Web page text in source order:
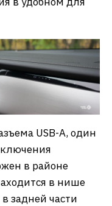
USB-A, один
в районе
в нише
задней части